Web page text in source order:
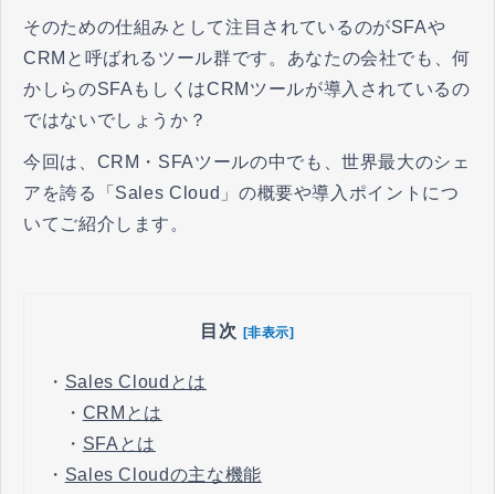
そのための仕組みとして注目されているのがSFAや
CRMと呼ばれるツール群です。あなたの会社でも、何
かしらのSFAもしくはCRMツールが導入されているの
ではないでしょうか？
今回は、CRM・SFAツールの中でも、世界最大のシェ
アを誇る「Sales Cloud」の概要や導入ポイントにつ
いてご紹介します。
目次 [非表示]
・ Sales Cloudとは
・ CRMとは
・ SFAとは
・ Sales Cloudの主な機能